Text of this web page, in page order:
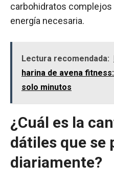
carbohidratos complejos
energía necesaria.
Lectura recomendada:
harina de avena
solo minutos
¿Cuál es la
dátiles que se
diariamente?